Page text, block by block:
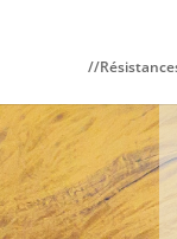
//